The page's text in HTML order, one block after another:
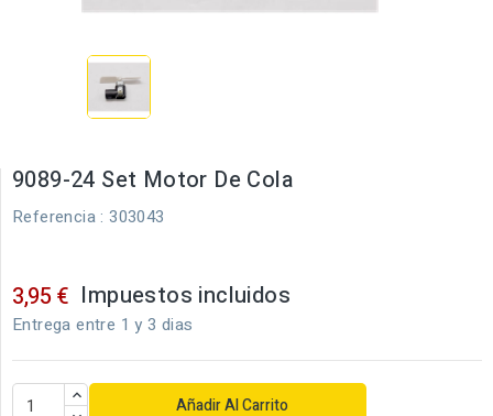
9089-24 Set Motor De Cola
Referencia : 303043
3,95 € Impuestos incluidos
Entrega entre 1 y 3 dias
Añadir Al Carrito